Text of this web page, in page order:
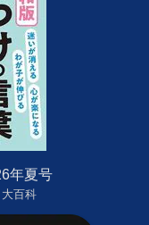
年夏号
百科